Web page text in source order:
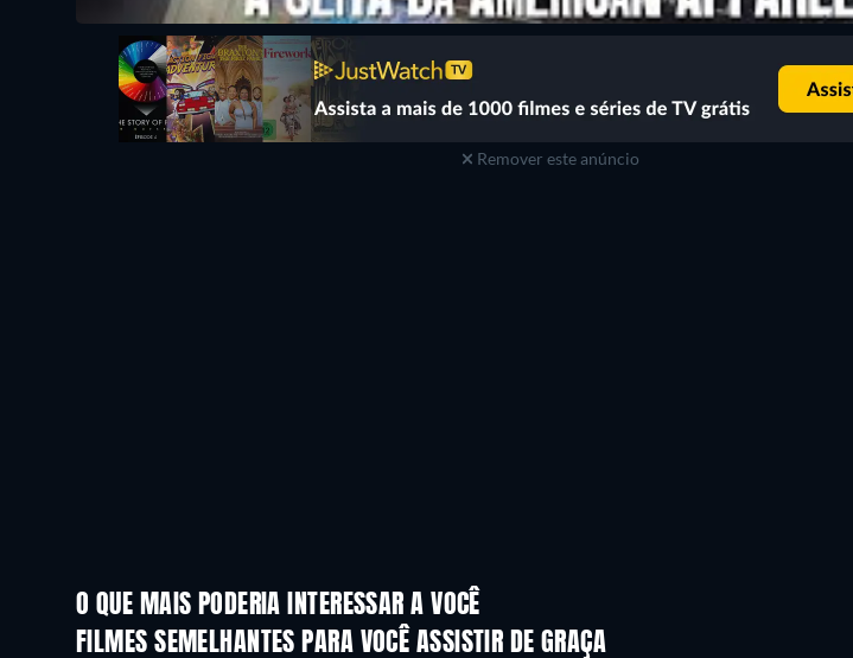
Remover este anúncio
O QUE MAIS PODERIA INTERESSAR A VOCÊ
FILMES SEMELHANTES PARA VOCÊ ASSISTIR DE GRAÇA